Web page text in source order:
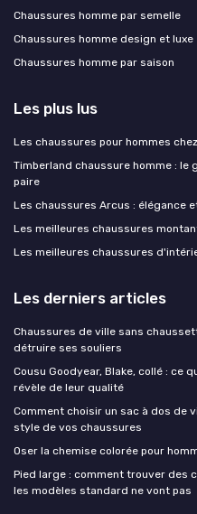
Chaussures homme par semelle
Chaussures homme design et luxe
Chaussures homme par saison
Les plus lus
Les chaussures pour hommes
Timberland chaussure homme : le
paire
Les chaussures Arcus : élégance
Les meilleures chaussures
Les meilleures chaussures
Les derniers articles
Chaussures de ville sans
détruire ses souliers
Cousu Goodyear, Blake, collé : ce
révèle de leur qualité
Comment choisir un sac à dos de
style de vos chaussures
Oser la chemise colorée pour
Pied large : comment trouver des
les modèles standard ne vont pas